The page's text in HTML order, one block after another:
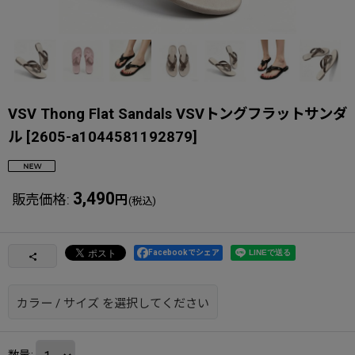
VSV Thong Flat Sandals VSVトングフラットサンダ
ル [2605-a1044581192879]
販売価格: 3,490 円 (税込)
Facebookでシェア
カラー / サイズ を選択してください